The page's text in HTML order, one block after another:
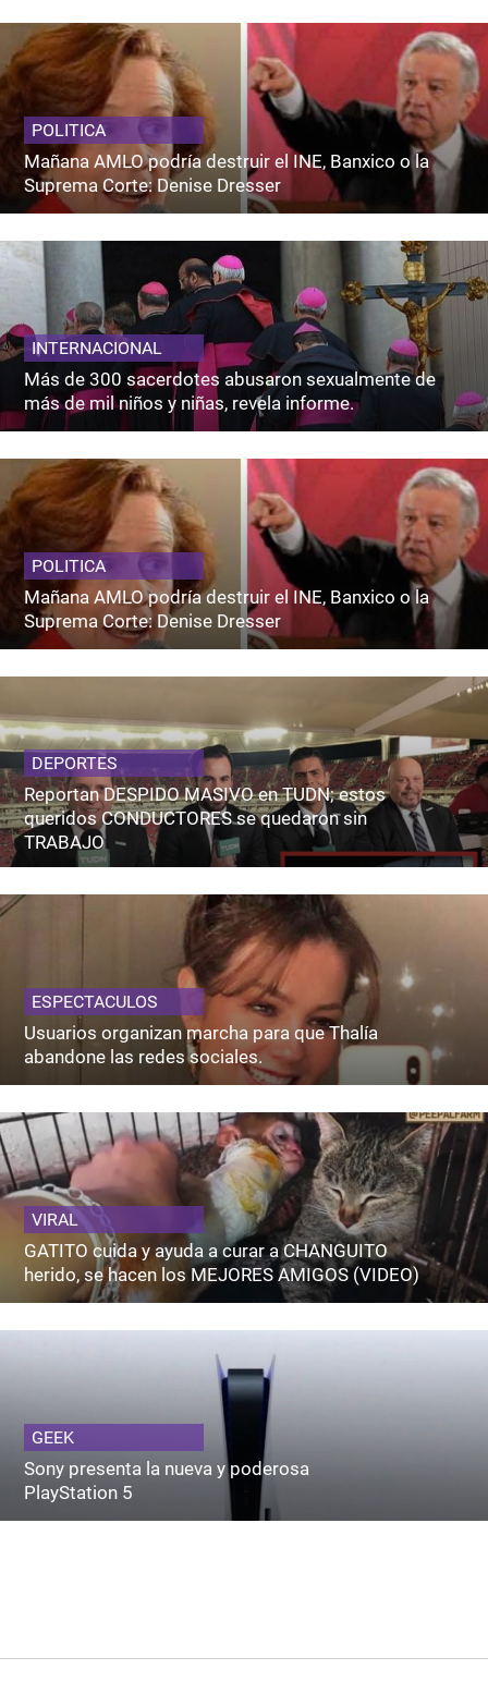
POLITICA
Mañana AMLO podría destruir el INE, Banxico o la
Suprema Corte: Denise Dresser
INTERNACIONAL
Más de 300 sacerdotes abusaron sexualmente de
más de mil niños y niñas, revela informe.
POLITICA
Mañana AMLO podría destruir el INE, Banxico o la
Suprema Corte: Denise Dresser
DEPORTES
Reportan DESPIDO MASIVO en TUDN; estos
queridos CONDUCTORES se quedaron sin
TRABAJO
ESPECTACULOS
Usuarios organizan marcha para que Thalía
abandone las redes sociales.
VIRAL
GATITO cuida y ayuda a curar a CHANGUITO
herido, se hacen los MEJORES AMIGOS (VIDEO)
GEEK
Sony presenta la nueva y poderosa
PlayStation 5